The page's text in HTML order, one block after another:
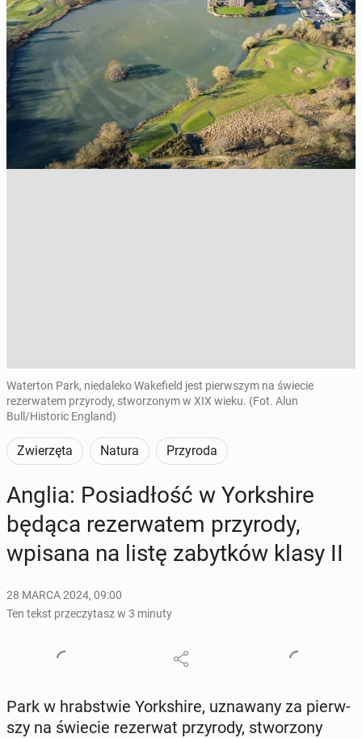
Waterton Park, niedaleko Wakefield jest pierwszym na świecie
rezerwatem przyrody, stworzonym w XIX wieku. (Fot. Alun
Bull/Historic England)
Zwierzęta Natura Przyroda
Anglia: Po­sia­dłość w York­shi­re
będąca re­zer­wa­tem przy­ro­dy,
wpisana na listę za­byt­ków klasy II
28 MARCA 2024, 09:00
Ten tekst przeczytasz w 3 minuty
Park w hrab­stwie York­shi­re, uzna­wa­ny za pierw­
szy na świecie re­zer­wat przy­ro­dy, stwo­rzo­ny